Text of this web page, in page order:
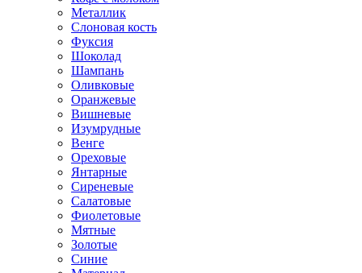
Металлик
Слоновая кость
Фуксия
Шоколад
Шампань
Оливковые
Оранжевые
Вишневые
Изумрудные
Венге
Ореховые
Янтарные
Сиреневые
Салатовые
Фиолетовые
Мятные
Золотые
Синие